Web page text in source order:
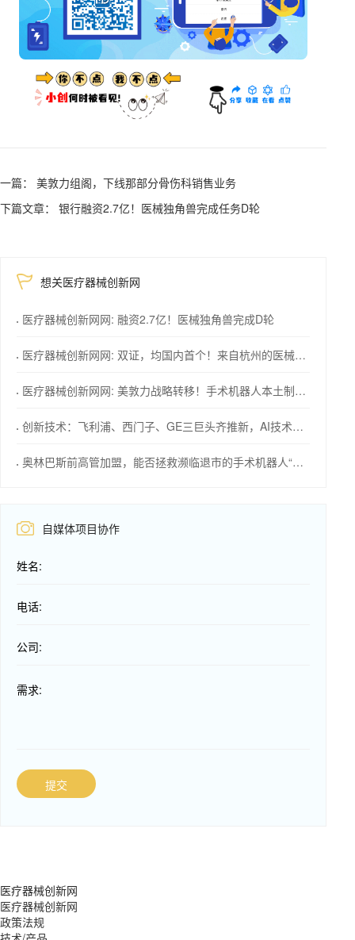
一篇： 美敦力组阁，下线那部分骨伤科销售业务
下篇文章： 银行融资2.7亿！医械独角兽完成任务D轮
想关医疗器械创新网
医疗器械创新网网: 融资2.7亿！医械独角兽完成D轮
医疗器械创新网网: 双证，均国内首个！来自杭州的医械创新力量
医疗器械创新网网: 美敦力战略转移！手术机器人本土制造计划
创新技术：飞利浦、西门子、GE三巨头齐推新，AI技术成焦点！
奥林巴斯前高管加盟，能否拯救濒临退市的手术机器人“独角兽”？
自媒体项目协作
姓名:
电话:
公司:
需求:
提交
医疗器械创新网
医疗器械创新网
政策法规